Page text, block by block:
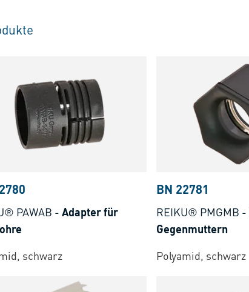
PAWAB - Adapter für
schwarz
BN 22781
REIKU® PMGMB -
Gegenmuttern
Polyamid, schwarz